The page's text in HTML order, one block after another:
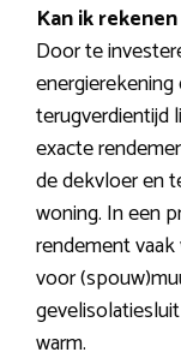
Kan ik
Door te
terugverdientijd
exacte
de dekvloer en
woning. In een
rendement
voor
warm.